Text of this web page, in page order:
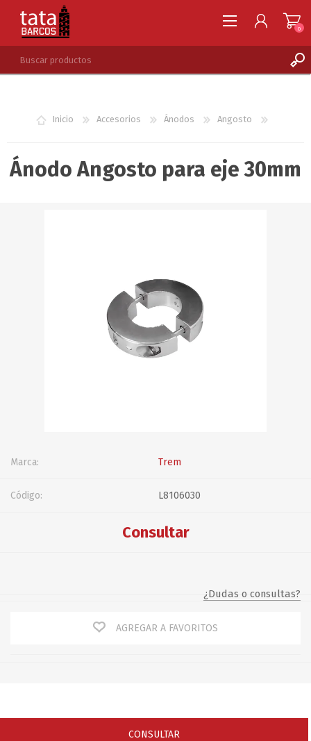
LISTA DE DESEOS
0
Inicio Accesorios Ánodos Angosto
Ánodo Angosto para eje 30mm
Marca: Trem
Código: L8106030
Consultar
¿Dudas o consultas?
AGREGAR A FAVORITOS
CONSULTAR